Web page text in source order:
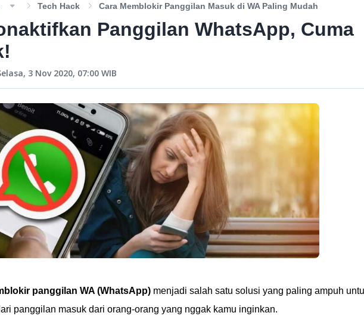
Tech Hack Cara Memblokir Panggilan Masuk di WA Paling Mudah
Panggilan WhatsApp, Cuma
3 Nov 2020, 07:00 WIB
panggilan WA (WhatsApp) menjadi salah satu solusi yang paling ampuh
panggilan masuk dari orang-orang yang nggak kamu inginkan.